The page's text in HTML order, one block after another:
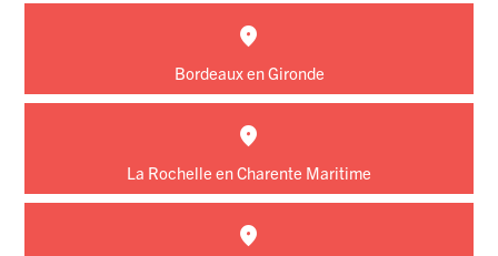
Bordeaux en Gironde
La Rochelle en Charente Maritime